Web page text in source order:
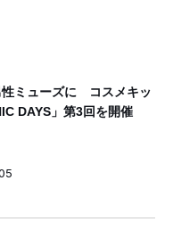
性ミューズに コスメキッ
DAYS」第3回を開催